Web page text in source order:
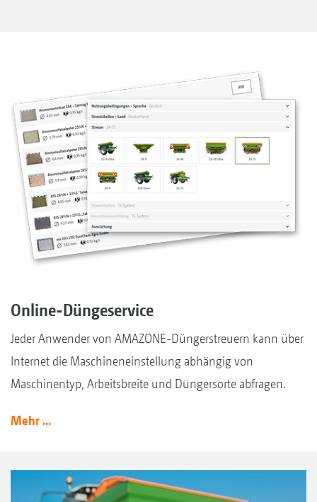
Online-Düngeservice
Jeder Anwender von AMAZONE-Düngerstreuern kann über
Internet die Maschineneinstellung abhängig von
Maschinentyp, Arbeitsbreite und Düngersorte abfragen.
Mehr ...